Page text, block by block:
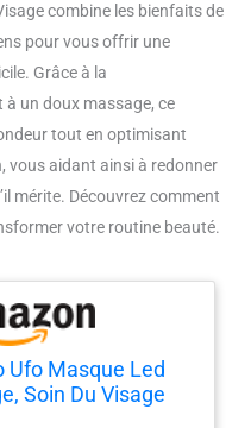
combine les bienfaits de
pour vous offrir une
Grâce à la
un doux massage, ce
tout en optimisant
vous aidant ainsi à redonner
mérite. Découvrez comment
votre routine beauté.
Ufo Masque Led
Soin Du Visage